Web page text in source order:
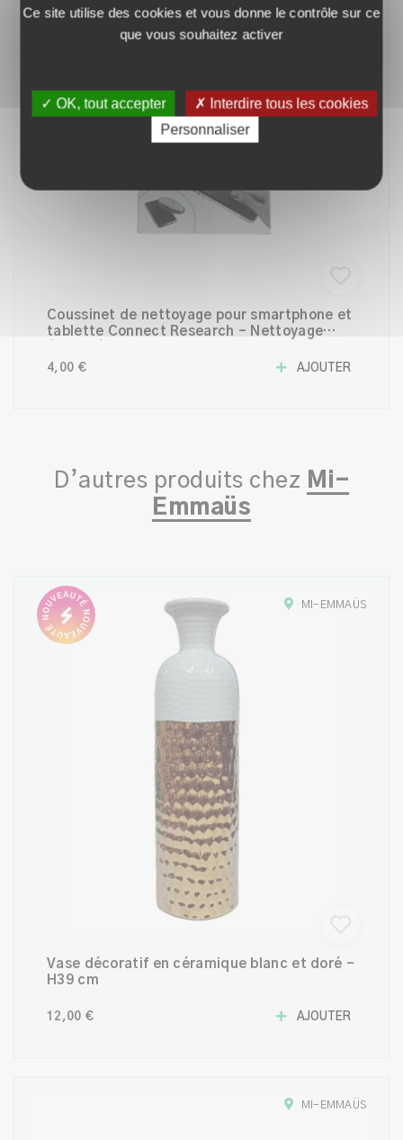
Coussinet de nettoyage pour smartphone et
tablette Connect Research – Nettoyage
4,00 € AJOUTER
D’autres produits chez Mi-
Emmaüs
MI-EMMAÜS
Vase décoratif en céramique blanc et doré -
H39 cm
12,00 € AJOUTER
MI-EMMAÜS
Ce site utilise des cookies et vous donne le contrôle sur ce
que vous souhaitez activer
✓ OK, tout accepter
✗ Interdire tous les cookies
Personnaliser